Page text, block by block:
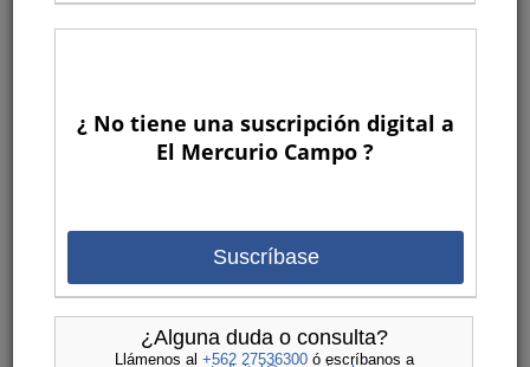
¿ No tiene una suscripción digital a
El Mercurio Campo ?
Suscríbase
¿Alguna duda o consulta?
Llámenos al +562 27536300ó escríbanos a